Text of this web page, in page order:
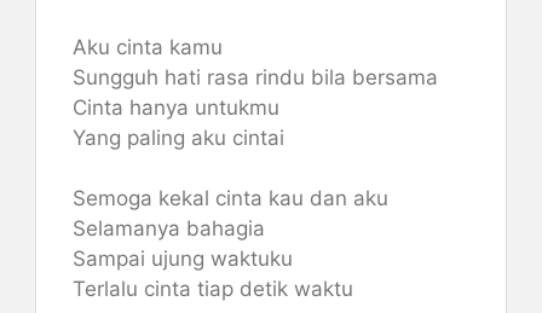
Aku cinta kamu
Sungguh hati rasa rindu bila bersama
Cinta hanya untukmu
Yang paling aku cintai
Semoga kekal cinta kau dan aku
Selamanya bahagia
Sampai ujung waktuku
Terlalu cinta tiap detik waktu